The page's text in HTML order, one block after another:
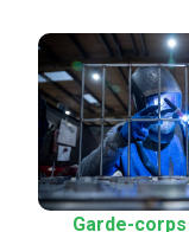
Garde-corps